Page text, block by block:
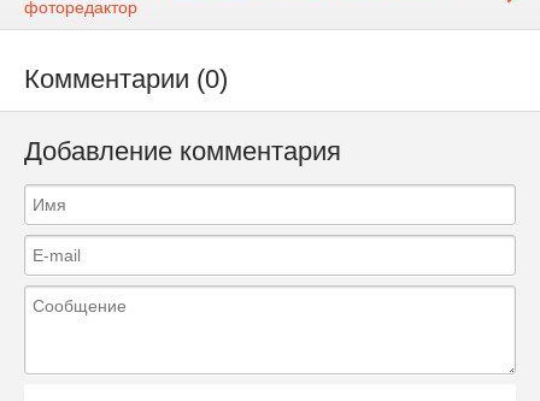
фоторедактор
Комментарии (0)
Добавление комментария